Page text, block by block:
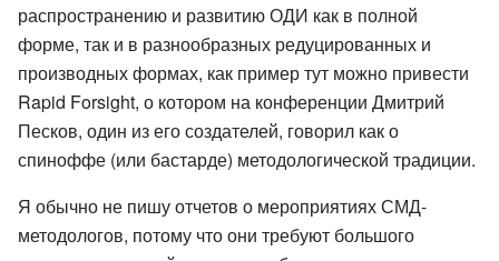
распространению и развитию ОДИ как в полной
форме, так и в разнообразных редуцированных и
производных формах, как пример тут можно привести
Rapid Forsight, о котором на конференции Дмитрий
Песков, один из его создателей, говорил как о
спиноффе (или бастарде) методологической традиции.
Я обычно не пишу отчетов о мероприятиях СМД-
методологов, потому что они требуют большого